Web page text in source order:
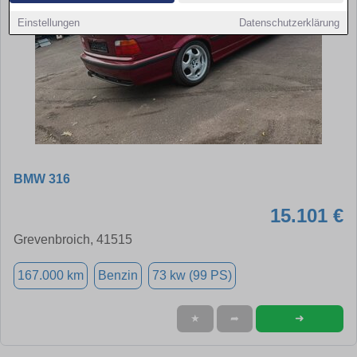
Einstellungen Datenschutzerklärung
BMW 316
15.101 €
Grevenbroich, 41515
167.000 km Benzin 73 kw (99 PS)
★ ➦ ➜